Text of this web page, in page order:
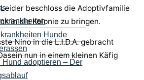
Hunde
Hund adoptieren – Der
beschloss die Adoptivfamilie
in die Kolonie zu bringen.
Nino in die L.I.D.A. gebracht
nun in einem kleinen Käfig